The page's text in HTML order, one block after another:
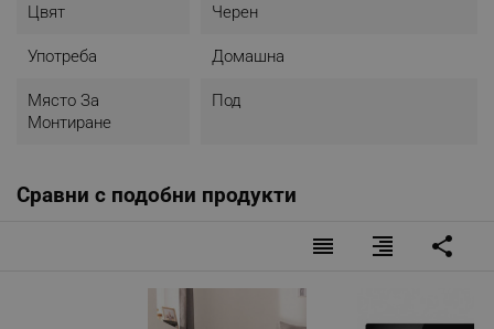
Цвят Черен
Употреба Домашна
Място За
Монтиране
Под
Сравни с подобни продукти
reorder format_align_right share